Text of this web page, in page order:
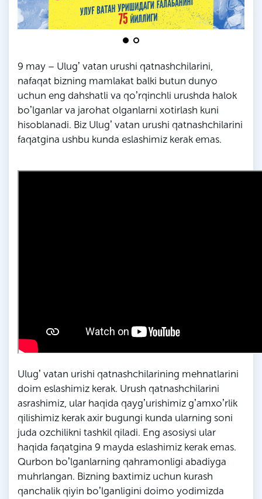
9 may – Ulugʼ vatan urushi qatnashchilarini,
nafaqat bizning mamlakat balki butun dunyo
uchun eng dahshatli va qoʼrqinchli urushda halok
boʼlganlar va jarohat olganlarni xotirlash kuni
hisoblanadi. Biz Ulugʼ vatan urushi qatnashchilarini
faqatgina ushbu kunda eslashimiz kerak emas.
Ulugʼ vatan urishi qatnashchilarining mehnatlarini
doim eslashimiz kerak. Urush qatnashchilarini
asrashimiz, ular haqida qaygʼurishimiz gʼamxoʼrlik
qilishimiz kerak axir bugungi kunda ularning soni
juda ozchilikni tashkil qiladi. Eng asosiysi ular
haqida faqatgina 9 mayda eslashimiz kerak emas.
Qurbon boʼlganlarning qahramonligi abadiyga
muhrlangan. Bizning baxtimiz uchun kurash
qanchalik qiyin boʼlganligini doimo yodimizda